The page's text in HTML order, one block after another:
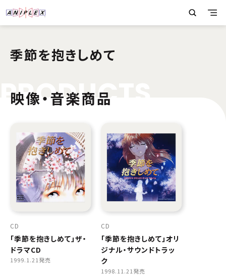
季節を抱きしめて
PRODUC
映像・音楽商品
CD
「季節を抱きしめて」ザ・
ドラマCD
1999.1.21発売
CD
「季節を抱きしめて」オリ
ジナル・サウンドトラッ
ク
1998.11.21発売